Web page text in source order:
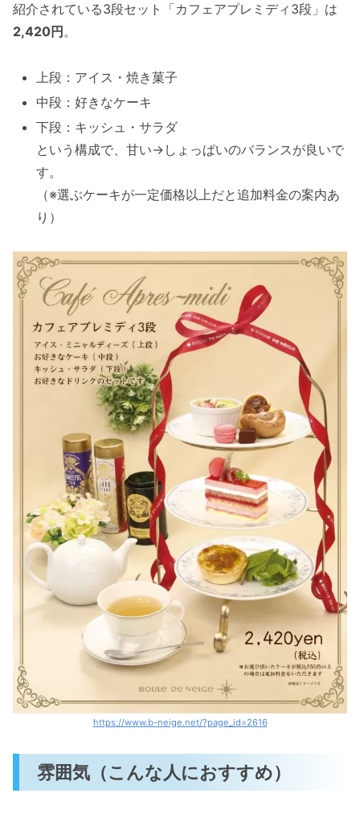
紹介されている3段セット「カフェアプレミディ3段」は
2,420円 。
上段：アイス・焼き菓子
中段：好きなケーキ
下段：キッシュ・サラダ
という構成で、甘い→しょっぱいのバランスが良いで
す。
（※選ぶケーキが一定価格以上だと追加料金の案内あ
り）
https://www.b-neige.net/?page_id=2616
雰囲気（こんな人におすすめ）